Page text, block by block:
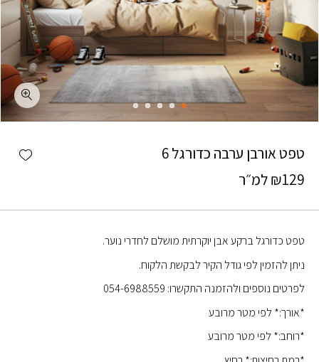
טפט אורבן ערבה כדורגל 6
₪129 למ״ר
טפט כדורגל ברקע אבן יוקרתית מושלם לחדרי נוער.
ניתן להזמין לפי גודל הקיר לבקשת הלקוח.
לפרטים נוספים ולהזמנה התקשרו: 054-6988559
*אורך:* לפי מטר מרובע
*רוחב:* לפי מטר מרובע